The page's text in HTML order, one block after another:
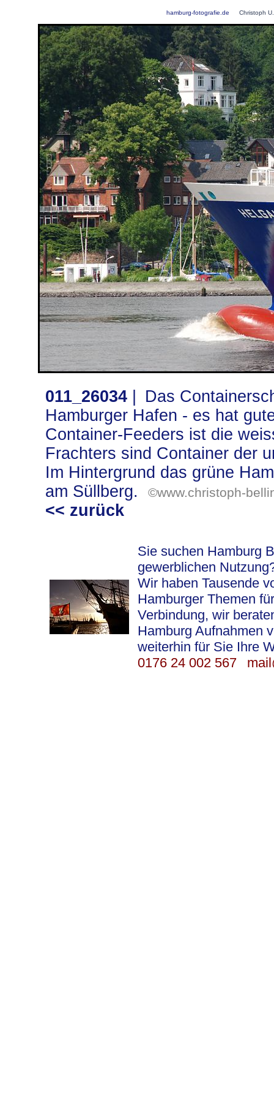
hamburg-fotografie.de Christoph
011_26034
Das
Hamburger Hafen - es hat
Container-Feeders ist die
Frachters sind Container der
Im Hintergrund das grüne
am Süllberg.
©www.christoph-
<< zurück
Sie suchen Hamburg
gewerblichen
Wir haben Tausende
Hamburger Themen
Verbindung, wir
Hamburg Aufnahmen
weiterhin für Sie Ihre
0176 24 002 567